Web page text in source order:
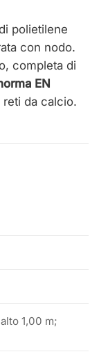
polietilene
con nodo.
completa di
EN
da calcio.
1,00 m;